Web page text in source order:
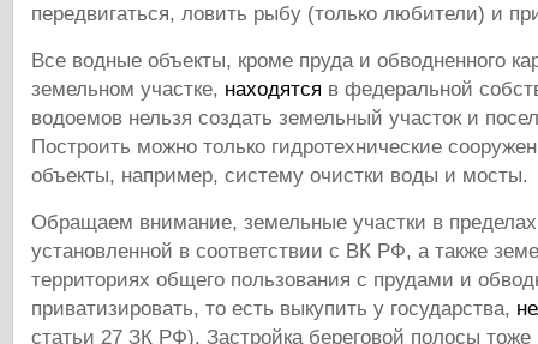
передвигаться, ловить рыбу (только любители) и
Все водные объекты, кроме пруда и обводненного
земельном участке, находятся в федеральной
водоемов нельзя создать земельный участок и
Построить можно только гидротехнические
объекты, например, систему очистки воды и мосты.
Обращаем внимание, земельные участки в
установленной в соответствии с ВК РФ, а также
территориях общего пользования с прудами и
приватизировать, то есть выкупить у государства,
статьи 27 ЗК РФ). Застройка береговой полосы тоже